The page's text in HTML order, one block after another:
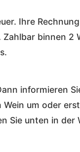
Ihre
binnen 2
informieren
um oder
Sie unten in der